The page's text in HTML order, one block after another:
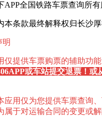
APP全国铁路车票查询所
本条款最终解释权归长沙
明
仅提供车票购票的辅助功
或车站提交退票！
应用仅为您提供车票查询
属于对运输合同的变更或